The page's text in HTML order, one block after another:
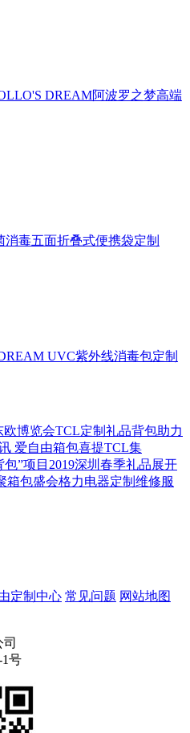
DREAM阿波罗之梦高端
消毒五面折叠式便携袋定制
UVC紫外线消毒包定制
欧博览会TCL定制礼品背包助力
爱自由箱包喜提TCL集
”项目 2019深圳春季礼品展开
箱包盛会格力电器定制维修服
定制中心 常见问题 网站地图
1号